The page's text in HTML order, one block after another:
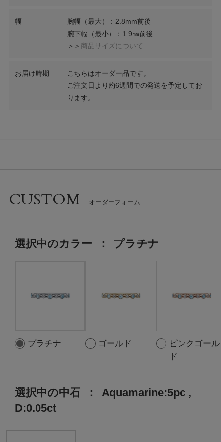
幅
腕幅（最大）：2.8mm前後
腕下幅（最小）：1.9㎜前後
＞＞ 商品サイズについて
お届け時期
こちらはオーダー品です。
ご注文日より約6週間での発送を予定してお
ります。
CUSTOM
選択中のカラー ： プラチナ
プラチナ ゴールド
ピンクゴール
ド
選択中の中石 ：
Aquamarine:5pc ,
D:0.05ct